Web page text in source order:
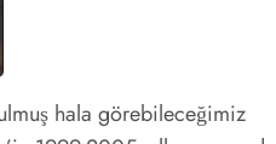
hala görebileceğimiz